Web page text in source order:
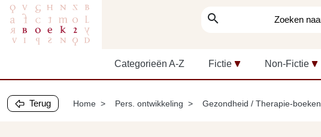
search
Categorieën A-Z Fictie Non-Fictie
Terug Home Pers. ontwikkeling Gezondheid / Therapie-boeken